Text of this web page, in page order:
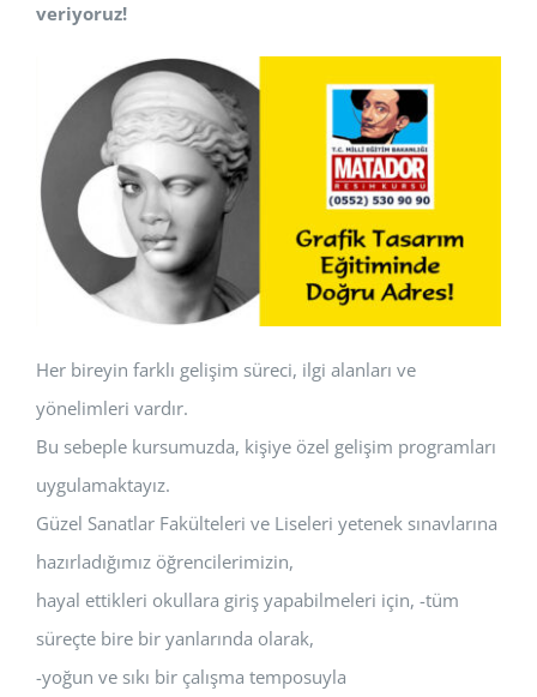
veriyoruz!
Her bireyin farklı gelişim süreci, ilgi alanları ve
yönelimleri vardır.
Bu sebeple kursumuzda, kişiye özel gelişim programları
uygulamaktayız.
Güzel Sanatlar Fakülteleri ve Liseleri yetenek sınavlarına
hazırladığımız öğrencilerimizin,
hayal ettikleri okullara giriş yapabilmeleri için, -tüm
süreçte bire bir yanlarında olarak,
-yoğun ve sıkı bir çalışma temposuyla